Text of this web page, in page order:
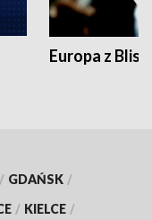
Europa z
/ GDAŃSK /
/ KIELCE /